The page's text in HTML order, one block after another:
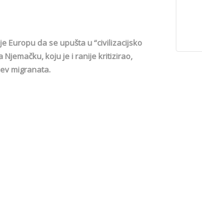
Europu da se upušta u “civilizacijsko
koju je i ranije kritizirao,
migranata.